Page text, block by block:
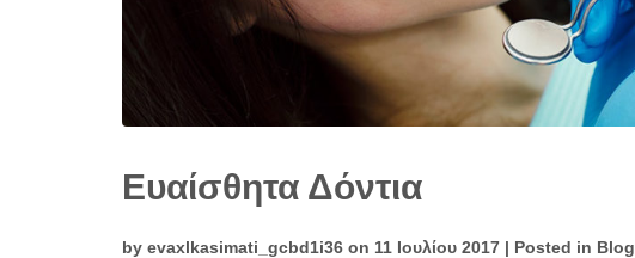
Ευαίσθητα Δόντια
by evaxlkasimati_gcbd1i36 on 11 Ιουλίου 2017 | Posted in Blog